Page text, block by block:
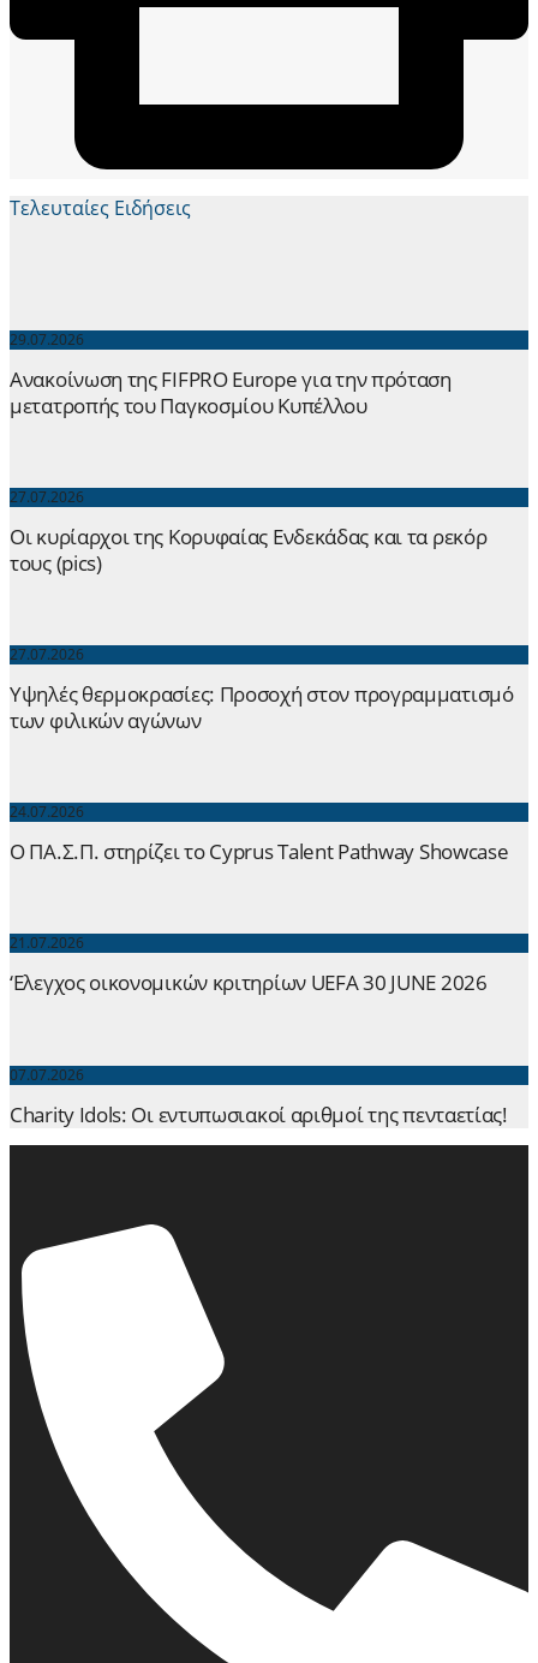
Τελευταίες Ειδήσεις
29.07.2026
Ανακοίνωση της FIFPRO Europe για την πρόταση
μετατροπής του Παγκοσμίου Κυπέλλου
27.07.2026
Οι κυρίαρχοι της Κορυφαίας Ενδεκάδας και τα ρεκόρ
τους (pics)
27.07.2026
Yψηλές θερμοκρασίες: Προσοχή στον προγραμματισμό
των φιλικών αγώνων
24.07.2026
Ο ΠΑ.Σ.Π. στηρίζει το Cyprus Talent Pathway Showcase
21.07.2026
‘Ελεγχος οικονομικών κριτηρίων UEFA 30 JUNE 2026
07.07.2026
Charity Idols: Οι εντυπωσιακοί αριθμοί της πενταετίας!